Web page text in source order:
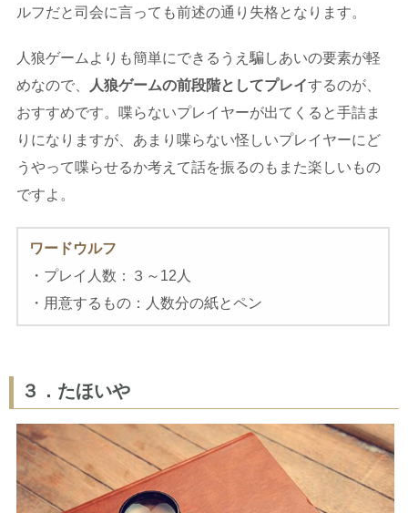
ルフだと司会に言っても前述の通り失格となります。
人狼ゲームよりも簡単にできるうえ騙しあいの要素が軽
めなので、
人狼ゲームの前段階としてプレイするのが、
おすすめです。喋らないプレイヤーが出てくると手詰ま
りになりますが、あまり喋らない怪しいプレイヤーにど
うやって喋らせるか考えて話を振るのもまた楽しいもの
ですよ。
ワードウルフ
・プレイ人数：３～12人
・用意するもの：人数分の紙とペン
３．たほいや